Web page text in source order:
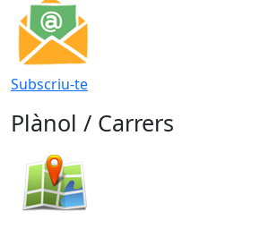
Subscriu-te
Plànol / Carrers